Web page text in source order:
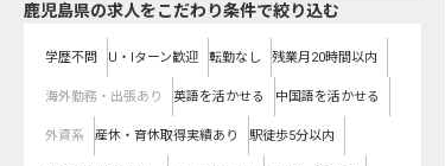
鹿児島県の求人をこだわり条件で絞り込む
学歴不問 U・Iターン歓迎 転勤なし 残業月20時間以内
海外勤務・出張あり 英語を活かせる 中国語を活かせる
外資系 産休・育休取得実績あり 駅徒歩5分以内